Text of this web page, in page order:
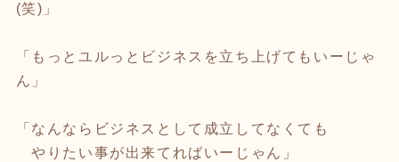
(笑)」
「もっとユルっとビジネスを立ち上げてもいーじゃ
ん」
「なんならビジネスとして成立してなくても
やりたい事が出来てればいーじゃん」